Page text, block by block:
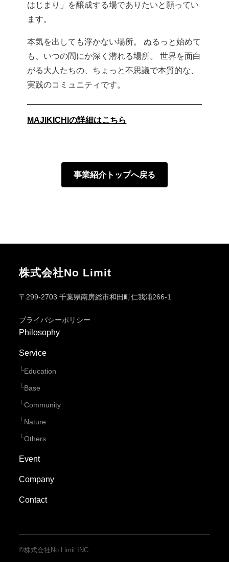
はじまり」を醸成する場でありたいと願ってい
ます。
本気を出しても浮かない場所。 ぬるっと始めて
も、いつの間にか深く潜れる場所。 世界を面白
がる大人たちの、ちょっと不思議で本質的な、
実践のコミュニティです。
MAJIKICHIの詳細はこちら
事業紹介トップへ戻る
株式会社No Limit
〒299-2703 千葉県南房総市和田町仁我浦266-1
プライバシーポリシー
Philosophy
Service
Education
Base
Community
Nature
Others
Event
Company
Contact
©株式会社No Limit INC.